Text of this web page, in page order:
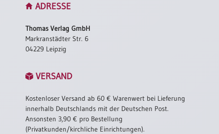
ADRESSE
Thomas Verlag GmbH
Markranstädter Str. 6
04229 Leipzig
VERSAND
Kostenloser Versand ab 60 € Warenwert bei Lieferung
innerhalb Deutschlands mit der Deutschen Post.
Ansonsten 3,90 € pro Bestellung
(Privatkunden/kirchliche Einrichtungen).